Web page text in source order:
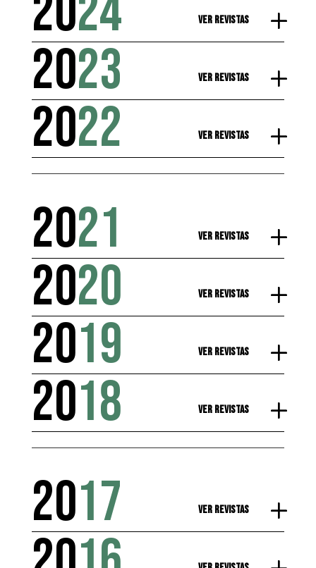
Ver Revistas
2023 Ver Revistas
2022 Ver Revistas
2021 Ver Revistas
2020 Ver Revistas
2019 Ver Revistas
2018 Ver Revistas
2017 Ver Revistas